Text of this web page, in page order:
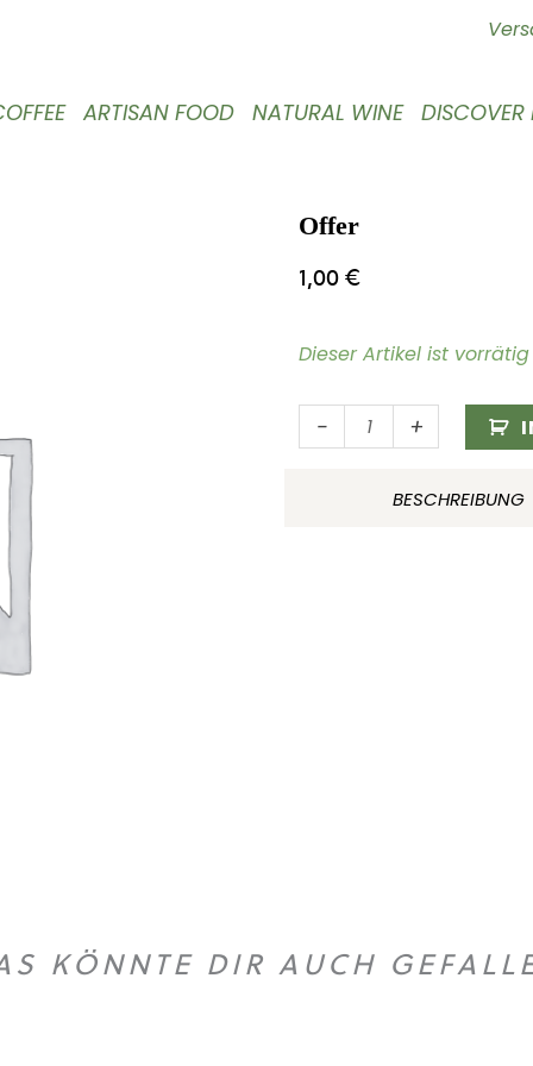
ARTISAN FOOD NATURAL WINE DISCOVER
Offer
1,00€
Dieser Artikel ist
-
Offer
Menge
+
BESCHREIBUNG
KÖNNTE DIR AUCH